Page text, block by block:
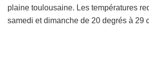
plaine toulousaine. Les températures
samedi et dimanche de 20 degrés à 29